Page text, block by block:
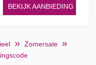
BEKIJK AANBIEDING
Zomersale